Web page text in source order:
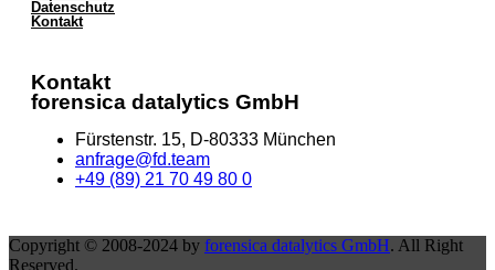
Datenschutz
Kontakt
Kontakt
forensica datalytics GmbH
Fürstenstr. 15, D-80333 München
anfrage@fd.team
+49 (89) 21 70 49 80 0
Copyright © 2008-2024 by forensica datalytics GmbH. All Right
Reserved.